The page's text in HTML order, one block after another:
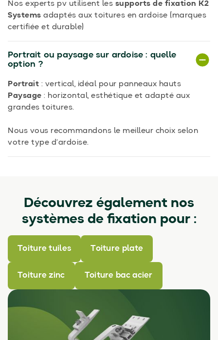
Nos experts pv utilisent les supports de fixation K2
Systems adaptés aux toitures en ardoise (marques
certifiée et durable)
Portrait ou paysage sur ardoise : quelle
option ?
Portrait : vertical, idéal pour panneaux hauts
Paysage : horizontal, esthétique et adapté aux
grandes toitures.
Nous vous recommandons le meilleur choix selon
votre type d’ardoise.
Découvrez également nos
systèmes de fixation pour :
Toiture tuiles Toiture plate
Toiture zinc Toiture bac acier